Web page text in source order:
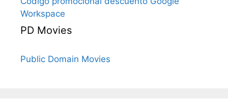
Workspace
PD Movies
Public Domain Movies